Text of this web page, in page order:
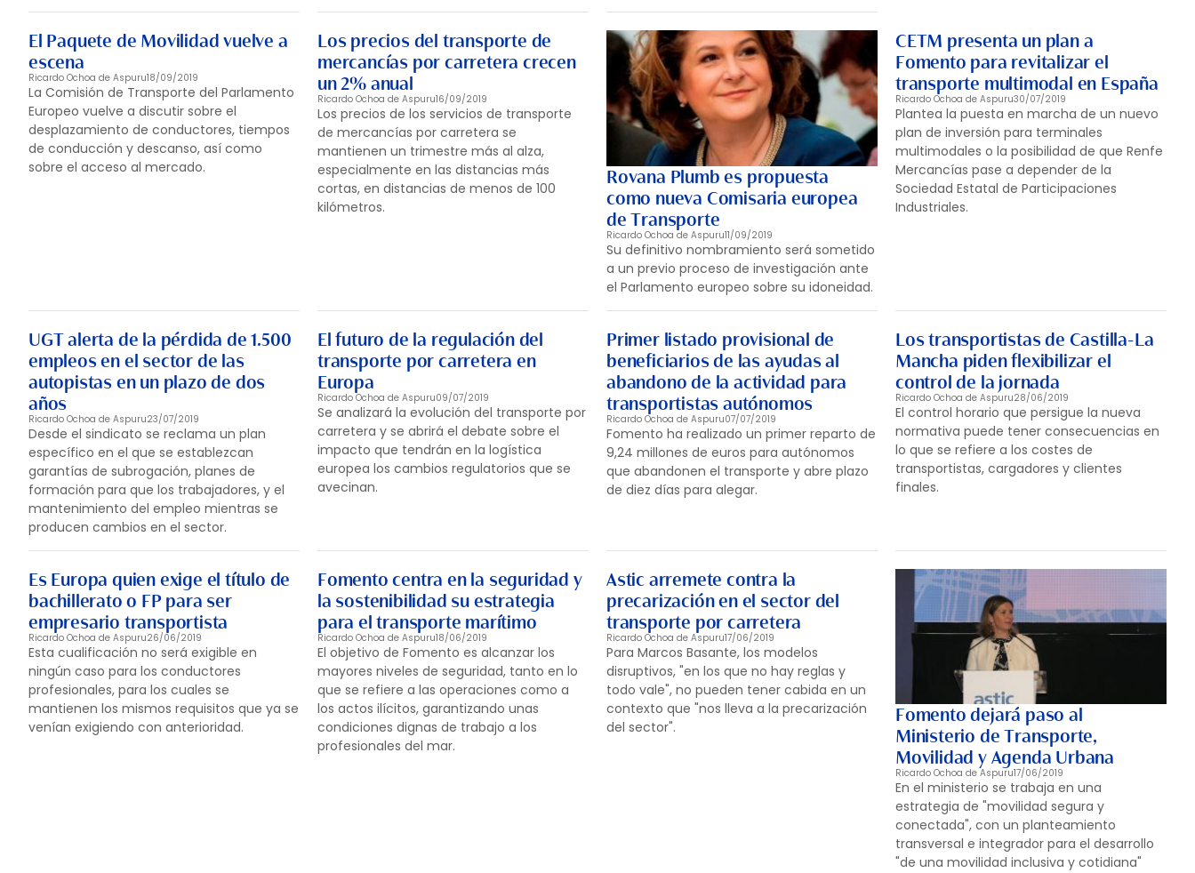
El Paquete de Movilidad vuelve a
escena
Ricardo Ochoa de Aspuru18/09/2019
La Comisión de Transporte del Parlamento
Europeo vuelve a discutir sobre el
desplazamiento de conductores, tiempos
de conducción y descanso, así como
sobre el acceso al mercado.
Los precios del transporte de
mercancías por carretera crecen
un 2% anual
Ricardo Ochoa de Aspuru16/09/2019
Los precios de los servicios de transporte
de mercancías por carretera se
mantienen un trimestre más al alza,
especialmente en las distancias más
cortas, en distancias de menos de 100
kilómetros.
Rovana Plumb es propuesta
como nueva Comisaria europea
de Transporte
Ricardo Ochoa de Aspuru11/09/2019
Su definitivo nombramiento será sometido
a un previo proceso de investigación ante
el Parlamento europeo sobre su idoneidad.
CETM presenta un plan a
Fomento para revitalizar el
transporte multimodal en España
Ricardo Ochoa de Aspuru30/07/2019
Plantea la puesta en marcha de un nuevo
plan de inversión para terminales
multimodales o la posibilidad de que Renfe
Mercancías pase a depender de la
Sociedad Estatal de Participaciones
Industriales.
UGT alerta de la pérdida de 1.500
empleos en el sector de las
autopistas en un plazo de dos
años
Ricardo Ochoa de Aspuru23/07/2019
Desde el sindicato se reclama un plan
específico en el que se establezcan
garantías de subrogación, planes de
formación para que los trabajadores, y el
mantenimiento del empleo mientras se
producen cambios en el sector.
El futuro de la regulación del
transporte por carretera en
Europa
Ricardo Ochoa de Aspuru09/07/2019
Se analizará la evolución del transporte por
carretera y se abrirá el debate sobre el
impacto que tendrán en la logística
europea los cambios regulatorios que se
avecinan.
Primer listado provisional de
beneficiarios de las ayudas al
abandono de la actividad para
transportistas autónomos
Ricardo Ochoa de Aspuru07/07/2019
Fomento ha realizado un primer reparto de
9,24 millones de euros para autónomos
que abandonen el transporte y abre plazo
de diez días para alegar.
Los transportistas de Castilla-La
Mancha piden flexibilizar el
control de la jornada
Ricardo Ochoa de Aspuru28/06/2019
El control horario que persigue la nueva
normativa puede tener consecuencias en
lo que se refiere a los costes de
transportistas, cargadores y clientes
finales.
Es Europa quien exige el título de
bachillerato o FP para ser
empresario transportista
Ricardo Ochoa de Aspuru26/06/2019
Esta cualificación no será exigible en
ningún caso para los conductores
profesionales, para los cuales se
mantienen los mismos requisitos que ya se
venían exigiendo con anterioridad.
Fomento centra en la seguridad y
la sostenibilidad su estrategia
para el transporte marítimo
Ricardo Ochoa de Aspuru18/06/2019
El objetivo de Fomento es alcanzar los
mayores niveles de seguridad, tanto en lo
que se refiere a las operaciones como a
los actos ilícitos, garantizando unas
condiciones dignas de trabajo a los
profesionales del mar.
Astic arremete contra la
precarización en el sector del
transporte por carretera
Ricardo Ochoa de Aspuru17/06/2019
Para Marcos Basante, los modelos
disruptivos, "en los que no hay reglas y
todo vale", no pueden tener cabida en un
contexto que "nos lleva a la precarización
del sector".
Fomento dejará paso al
Ministerio de Transporte,
Movilidad y Agenda Urbana
Ricardo Ochoa de Aspuru17/06/2019
En el ministerio se trabaja en una
estrategia de "movilidad segura y
conectada", con un planteamiento
transversal e integrador para el desarrollo
"de una movilidad inclusiva y cotidiana"